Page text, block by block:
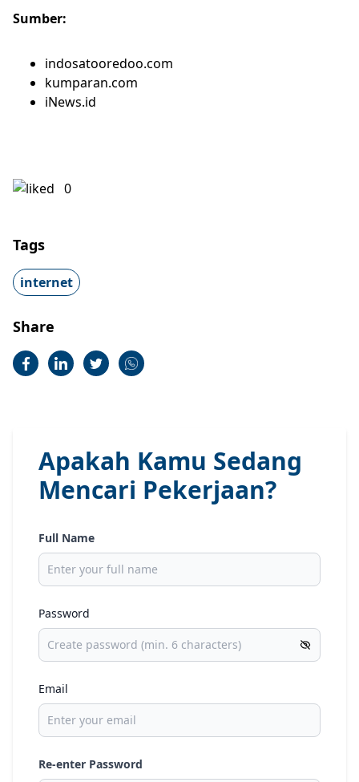
Sumber:
indosatooredoo.com
kumparan.com
iNews.id
0
Tags
internet
Share
Apakah Kamu Sedang
Mencari Pekerjaan?
Full Name
Password
Email
Re-enter Password